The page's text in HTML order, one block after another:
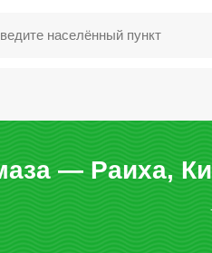
— Раиха,